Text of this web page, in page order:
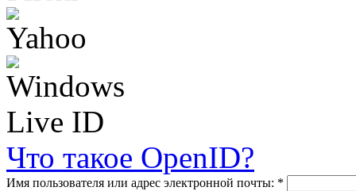
Что такое OpenID?
Имя пользователя или адрес электронной почты: *